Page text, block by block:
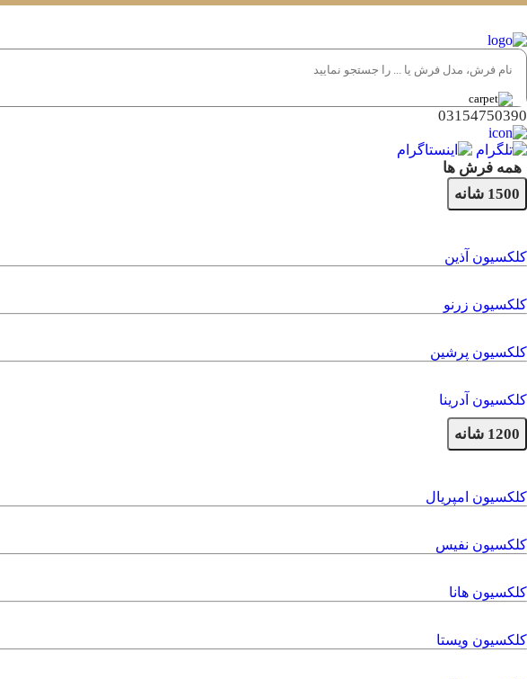
03154750390
همه فرش ها
1500 شانه
کلکسیون آذین
کلکسیون زرنو
کلکسیون پرشین
کلکسیون آدرینا
1200 شانه
کلکسیون امپریال
کلکسیون نفیس
کلکسیون هانا
کلکسیون ویستا